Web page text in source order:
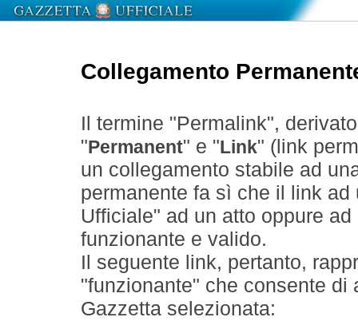
Collegamento
Il termine "Permalink",
" Permanent" e " Link" (link
un collegamento stabile ad
permanente fa sì che il link
Ufficiale" ad un atto oppure
funzionante e valido.
Il seguente link, pertanto,
"funzionante" che consente
Gazzetta selezionata: